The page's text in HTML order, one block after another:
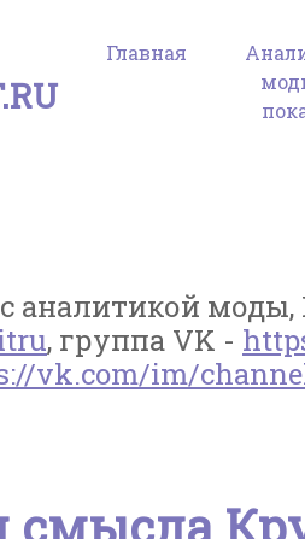
Главная
аналитикой
, группа VK -
vk.com/im/